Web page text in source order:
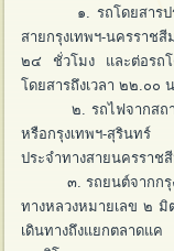
๑. รถโดยสารประจ
สายกรุงเทพฯ-นครราช
๒๔ ชั่วโมง และต่อรถโ
โดยสารถึงเวลา ๒๒.๐๐ น.
๒. รถไฟจากสถานีหั
หรือกรุงเทพฯ-สุรินทร์
ประจำทางสายนครราช
๓. รถยนต์จากกรุงเ
ทางหลวงหมายเลข ๒
เดินทางถึงแยกตลาดแ